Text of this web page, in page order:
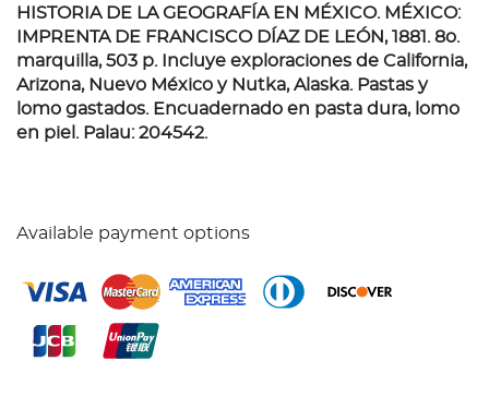
HISTORIA DE LA GEOGRAFÍA EN MÉXICO. MÉXICO:
IMPRENTA DE FRANCISCO DÍAZ DE LEÓN, 1881. 8o.
marquilla, 503 p. Incluye exploraciones de California,
Arizona, Nuevo México y Nutka, Alaska. Pastas y
lomo gastados. Encuadernado en pasta dura, lomo
en piel. Palau: 204542.
Available payment options